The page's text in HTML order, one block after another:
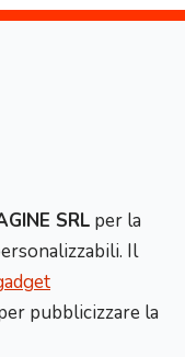
SRL per la
Il
pubblicizzare la